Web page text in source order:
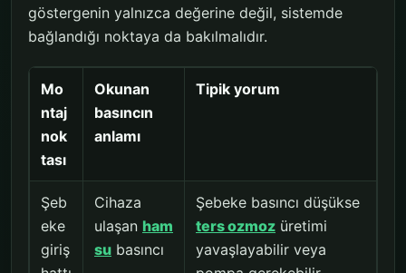
göstergenin yalnızca değerine değil, sistemde
bağlandığı noktaya da bakılmalıdır.
Mo
ntaj
nok
tası
Okunan
basıncın
anlamı
Tipik yorum
Şeb
eke
giriş
Cihaza
ulaşan ham
su basıncı
Şebeke basıncı düşükse
ters ozmoz üretimi
yavaşlayabilir veya